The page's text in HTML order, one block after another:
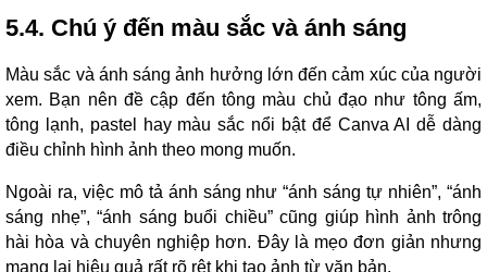
5.4. Chú ý đến màu sắc và ánh sáng
Màu sắc và ánh sáng ảnh hưởng lớn đến cảm xúc của người
xem. Bạn nên đề cập đến tông màu chủ đạo như tông ấm,
tông lạnh, pastel hay màu sắc nổi bật để Canva AI dễ dàng
điều chỉnh hình ảnh theo mong muốn.
Ngoài ra, việc mô tả ánh sáng như “ánh sáng tự nhiên”, “ánh
sáng nhẹ”, “ánh sáng buổi chiều” cũng giúp hình ảnh trông
hài hòa và chuyên nghiệp hơn. Đây là mẹo đơn giản nhưng
mang lại hiệu quả rất rõ rệt khi tạo ảnh từ văn bản.